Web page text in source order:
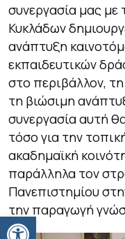
Ανοίξτε τη γραμμή εργαλείων
συνεργασία μας
Κυκλάδων
ανάπτυξη
εκπαιδευτικών
στο περιβάλλον,
τη βιώσιμη
συνεργασία αυτή
τόσο για την
ακαδημαϊκή
παράλληλα τον
Πανεπιστημίου
την παραγωγή